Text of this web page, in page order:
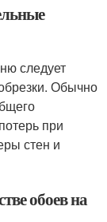
следует
Обычно
при
стен и
обоев на